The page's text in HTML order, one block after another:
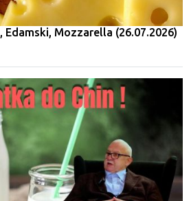
Edamski, Mozzarella (26.07.2026)